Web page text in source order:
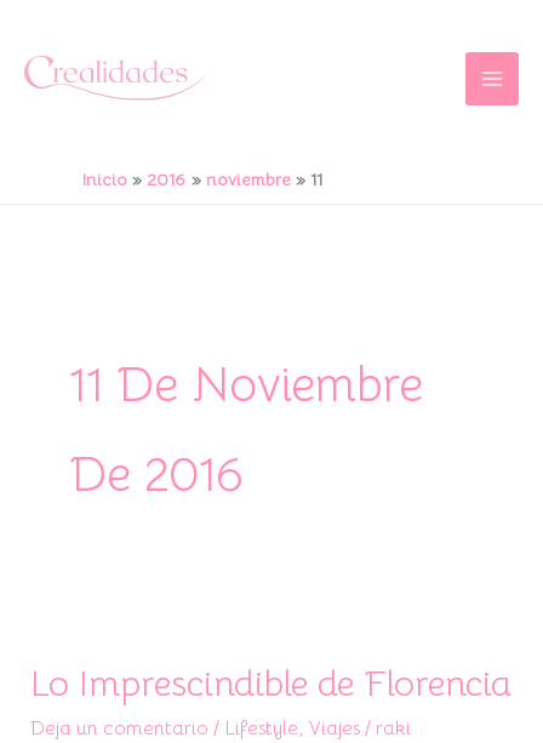
contenido
Inicio 2016 noviembre 11
11 De Noviembre
De 2016
Lo Imprescindible de Florencia
Deja un comentario / Lifestyle, Viajes/ raki
Lo
Imprescindible